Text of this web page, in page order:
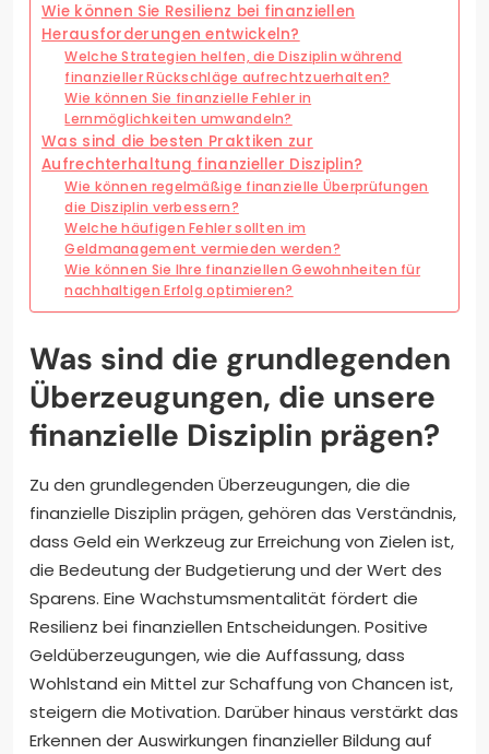
Wie können Sie Resilienz bei finanziellen
Herausforderungen entwickeln?
Welche Strategien helfen, die Disziplin während
finanzieller Rückschläge aufrechtzuerhalten?
Wie können Sie finanzielle Fehler in
Lernmöglichkeiten umwandeln?
Was sind die besten Praktiken zur
Aufrechterhaltung finanzieller Disziplin?
Wie können regelmäßige finanzielle Überprüfungen
die Disziplin verbessern?
Welche häufigen Fehler sollten im
Geldmanagement vermieden werden?
Wie können Sie Ihre finanziellen Gewohnheiten für
nachhaltigen Erfolg optimieren?
Was sind die grundlegenden
Überzeugungen, die unsere
finanzielle Disziplin prägen?
Zu den grundlegenden Überzeugungen, die die
finanzielle Disziplin prägen, gehören das Verständnis,
dass Geld ein Werkzeug zur Erreichung von Zielen ist,
die Bedeutung der Budgetierung und der Wert des
Sparens. Eine Wachstumsmentalität fördert die
Resilienz bei finanziellen Entscheidungen. Positive
Geldüberzeugungen, wie die Auffassung, dass
Wohlstand ein Mittel zur Schaffung von Chancen ist,
steigern die Motivation. Darüber hinaus verstärkt das
Erkennen der Auswirkungen finanzieller Bildung auf